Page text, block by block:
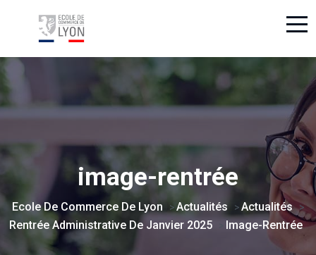
image-rentrée
Ecole De Commerce De Lyon >Actualités >Actualités >
Rentrée Administrative De Janvier 2025 Image-Rentrée